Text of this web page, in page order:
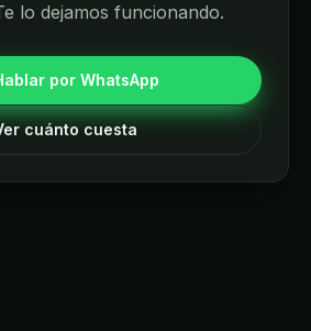
lo dejamos funcionando.
por WhatsApp
cuánto cuesta